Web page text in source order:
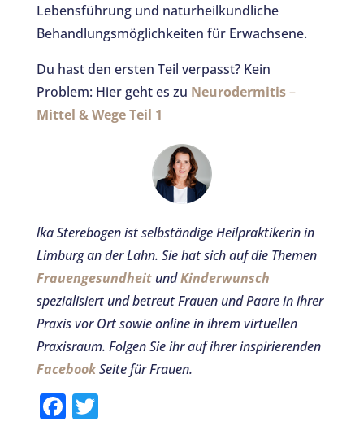
Lebensführung und naturheilkundliche
Behandlungsmöglichkeiten für Erwachsene.
Du hast den ersten Teil verpasst? Kein
Problem: Hier geht es zu Neurodermitis–
Mittel & Wege Teil 1
lka Sterebogen ist selbständige Heilpraktikerin in
Limburg an der Lahn. Sie hat sich auf die Themen
FrauengesundheitundKinderwunsch
spezialisiert und betreut Frauen und Paare in ihrer
Praxis vor Ort sowie online in ihrem virtuellen
Praxisraum. Folgen Sie ihr auf ihrer inspirierenden
FacebookSeite für Frauen.
F T